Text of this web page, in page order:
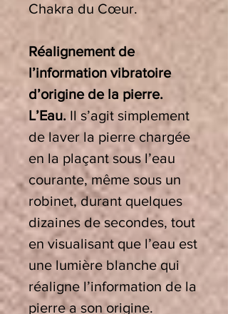
Chakra du Cœur.
Réalignement de
l’information vibratoire
d’origine de la pierre.
L’Eau. Il s’agit simplement
de laver la pierre chargée
en la plaçant sous l’eau
courante, même sous un
robinet, durant quelques
dizaines de secondes, tout
en visualisant que l’eau est
une lumière blanche qui
réaligne l’information de la
pierre a son origine.